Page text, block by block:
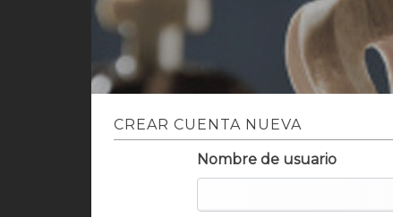
CREAR CUENTA NUEVA
Nombre de usuario